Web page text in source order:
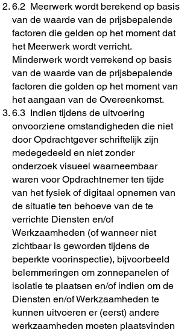
6.2 Meerwerk wordt berekend op basis
van de waarde van de prijsbepalende
factoren die gelden op het moment dat
het Meerwerk wordt verricht.
Minderwerk wordt verrekend op basis
van de waarde van de prijsbepalende
factoren die golden op het moment van
het aangaan van de Overeenkomst.
6.3 Indien tijdens de uitvoering
onvoorziene omstandigheden die niet
door Opdrachtgever schriftelijk zijn
medegedeeld en niet zonder
onderzoek visueel waarneembaar
waren voor Opdrachtnemer ten tijde
van het fysiek of digitaal opnemen van
de situatie ten behoeve van de te
verrichte Diensten en/of
Werkzaamheden (of wanneer niet
zichtbaar is geworden tijdens de
beperkte voorinspectie), bijvoorbeeld
belemmeringen om zonnepanelen of
isolatie te plaatsen en/of indien om de
Diensten en/of Werkzaamheden te
kunnen uitvoeren er (eerst) andere
werkzaamheden moeten plaatsvinden